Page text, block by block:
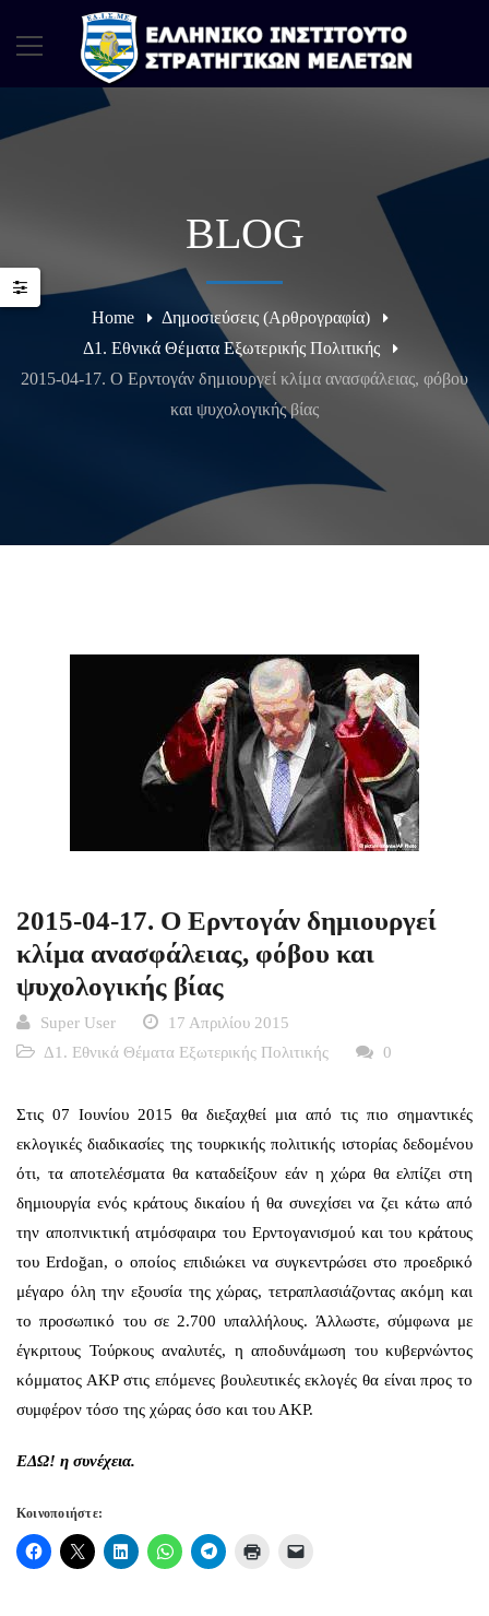
BLOG
Home
Δημοσιεύσεις (Αρθρογραφία)
Δ1. Εθνικά Θέματα Εξωτερικής Πολιτικής
2015-04-17. Ο Ερντογάν δημιουργεί κλίμα ανασφάλειας, φόβου
και ψυχολογικής βίας
2015-04-17. Ο Ερντογάν δημιουργεί
κλίμα ανασφάλειας, φόβου και
ψυχολογικής βίας
Super User
17 Απριλίου 2015
Δ1. Εθνικά Θέματα Εξωτερικής Πολιτικής
0
Στις 07 Ιουνίου 2015 θα διεξαχθεί μια από τις πιο σημαντικές
εκλογικές διαδικασίες της τουρκικής πολιτικής ιστορίας δεδομένου
ότι, τα αποτελέσματα θα καταδείξουν εάν η χώρα θα ελπίζει στη
δημιουργία ενός κράτους δικαίου ή θα συνεχίσει να ζει κάτω από
την αποπνικτική ατμόσφαιρα του Ερντογανισμού και του κράτους
του Erdoğan, ο οποίος επιδιώκει να συγκεντρώσει στο προεδρικό
μέγαρο όλη την εξουσία της χώρας, τετραπλασιάζοντας ακόμη και
το προσωπικό του σε 2.700 υπαλλήλους. Άλλωστε, σύμφωνα με
έγκριτους Τούρκους αναλυτές, η αποδυνάμωση του κυβερνώντος
κόμματος ΑΚΡ στις επόμενες βουλευτικές εκλογές θα είναι προς το
συμφέρον τόσο της χώρας όσο και του ΑΚΡ.
ΕΔΩ! η συνέχεια.
Κοινοποιήστε: